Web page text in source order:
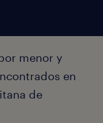
menor y
en
de